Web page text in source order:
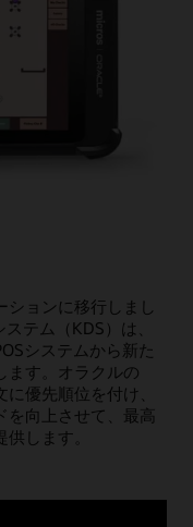
ションに移行しまし
テム（KDS）は、
システムから新た
ます。オラクルの
優先順位を付け、
を向上させて、最高
します。